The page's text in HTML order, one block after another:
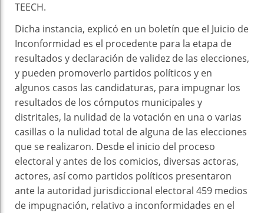
TEECH.
Dicha instancia, explicó en un boletín que el Juicio de
Inconformidad es el procedente para la etapa de
resultados y declaración de validez de las elecciones,
y pueden promoverlo partidos políticos y en
algunos casos las candidaturas, para impugnar los
resultados de los cómputos municipales y
distritales, la nulidad de la votación en una o varias
casillas o la nulidad total de alguna de las elecciones
que se realizaron. Desde el inicio del proceso
electoral y antes de los comicios, diversas actoras,
actores, así como partidos políticos presentaron
ante la autoridad jurisdiccional electoral 459 medios
de impugnación, relativo a inconformidades en el